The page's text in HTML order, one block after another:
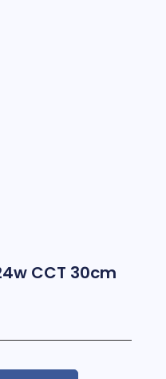
CCT 30cm